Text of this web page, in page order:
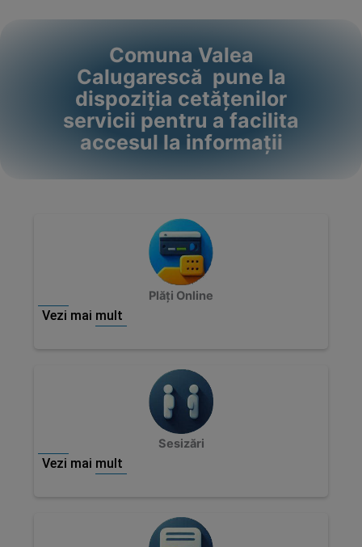
Comuna Valea
Calugarescă pune la
dispoziția cetățenilor
servicii pentru a facilita
accesul la informații
Plăți Online
Vezi mai mult
Sesizări
Vezi mai mult